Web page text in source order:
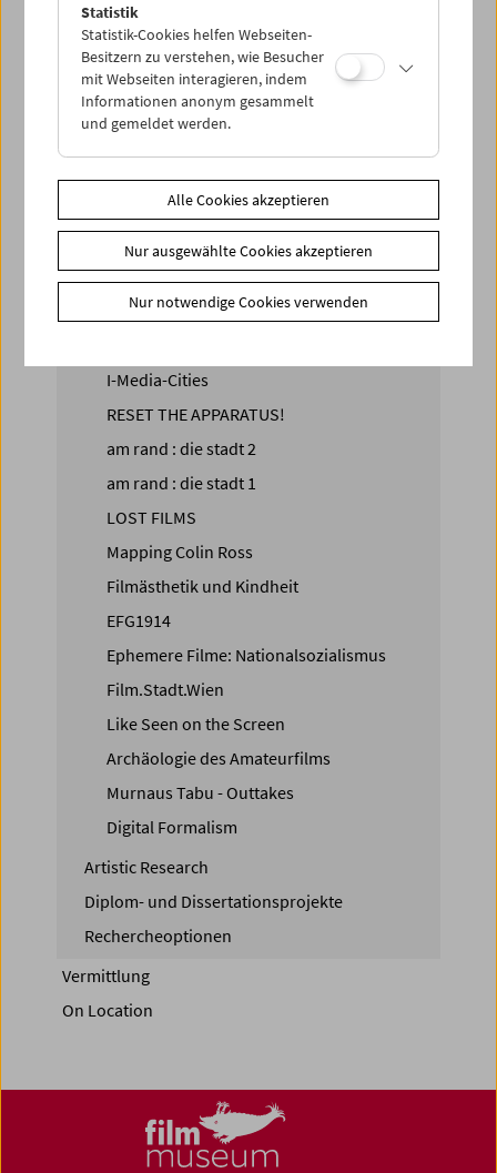
Forschung
Forschungsprojekte
Zeitmaschine Modernes Wien
Aufruf Regenbogenfilme
Abenteuer Alltag
Share That Knowledge!
Die Peter Kubelka Collection
I-Media-Cities
RESET THE APPARATUS!
am rand : die stadt 2
am rand : die stadt 1
LOST FILMS
Mapping Colin Ross
Filmästhetik und Kindheit
EFG1914
Ephemere Filme: Nationalsozialismus
Film.Stadt.Wien
Like Seen on the Screen
Archäologie des Amateurfilms
Murnaus Tabu - Outtakes
Digital Formalism
Artistic Research
Diplom- und Dissertationsprojekte
Rechercheoptionen
Vermittlung
On Location
Statistik
Statistik-Cookies helfen Webseiten-
Besitzern zu verstehen, wie Besucher
mit Webseiten interagieren, indem
Informationen anonym gesammelt
und gemeldet werden.
Alle Cookies akzeptieren
Nur ausgewählte Cookies akzeptieren
Nur notwendige Cookies verwenden